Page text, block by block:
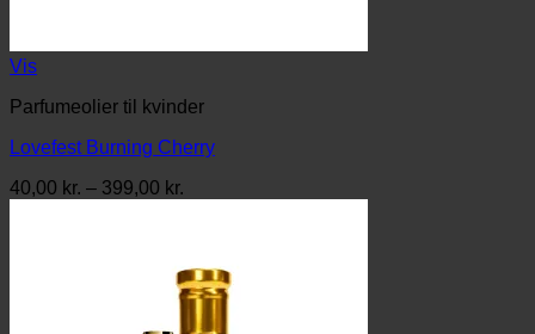
Vis
Parfumeolier til kvinder
Lovefest Burning Cherry
40,00 kr. – 399,00 kr.